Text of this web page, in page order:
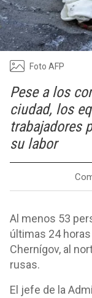
Foto AFP
Pese a los
ciudad, los
trabajadores
su labor
Al menos 53
últimas 24
Chernígov, al
rusas.
El jefe de la